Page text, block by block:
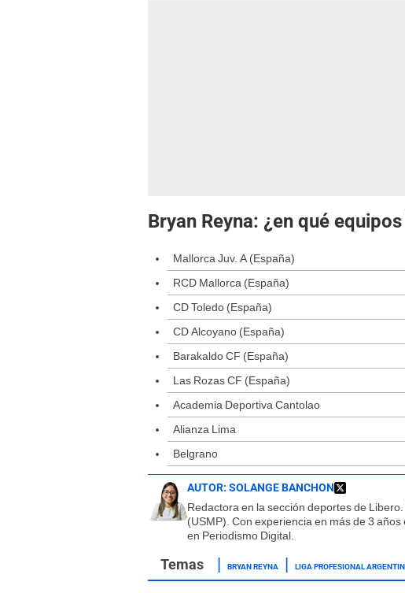
Bryan Reyna: ¿en qué
Mallorca Juv. A (España)
RCD Mallorca (España)
CD Toledo (España)
CD Alcoyano (España)
Barakaldo CF (España)
Las Rozas CF (España)
Academia Deportiva Cantolao
Alianza Lima
Belgrano
AUTOR: SOLANGE BANCHON
Redactora en la sección deportes de
(USMP). Con experiencia en más de 3
en Periodismo Digital.
BRYAN REYNA LIGA PROFESIONAL